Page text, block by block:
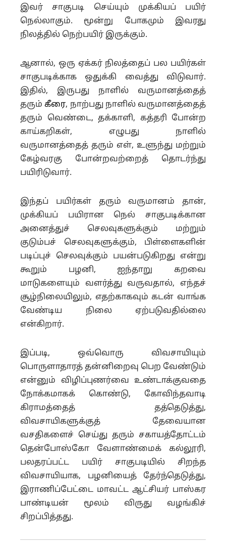
இவர் சாகுபடி செய்யும் முக்கியப் பயிர்
நெல்லாகும். மூன்று போகமும் இவரது
நிலத்தில் நெற்பயிர் இருக்கும்.
ஆனால், ஒரு ஏக்கர் நிலத்தைப் பல பயிர்கள்
சாகுபடிக்காக ஒதுக்கி வைத்து விடுவார்.
இதில், இருபது நாளில் வருமானத்தைத்
தரும்கீரை, நாற்பது நாளில் வருமானத்தைத்
தரும் வெண்டை, தக்காளி, கத்தரி போன்ற
காய்கறிகள், எழுபது நாளில்
வருமானத்தைத் தரும் எள், உளுந்து மற்றும்
கேழ்வரகு போன்றவற்றைத் தொடர்ந்து
பயிரிடுவார்.
இந்தப் பயிர்கள் தரும் வருமானம் தான்,
முக்கியப் பயிரான நெல் சாகுபடிக்கான
அனைத்துச் செலவுகளுக்கும் மற்றும்
குடும்பச் செலவுகளுக்கும், பிள்ளைகளின்
படிப்புச் செலவுக்கும் பயன்படுகிறது என்று
கூறும் பழனி, ஐந்தாறு கறவை
மாடுகளையும் வளர்த்து வருவதால், எந்தச்
சூழ்நிலையிலும், எதற்காகவும் கடன் வாங்க
வேண்டிய நிலை ஏற்படுவதில்லை
என்கிறார்.
இப்படி, ஒவ்வொரு விவசாயியும்
பொருளாதாரத் தன்னிறைவு பெற வேண்டும்
என்னும் விழிப்புணர்வை உண்டாக்குவதை
நோக்கமாகக் கொண்டு, கோவிந்தவாடி
கிராமத்தைத் தத்தெடுத்து,
விவசாயிகளுக்குத் தேவையான
வசதிகளைச் செய்து தரும் சகாயத்தோட்டம்
தென்போஸ்கோ வேளாண்மைக் கல்லூரி,
பலதரப்பட்ட பயிர் சாகுபடியில் சிறந்த
விவசாயியாக, பழனியைத் தேர்ந்தெடுத்து,
இராணிப்பேட்டை மாவட்ட ஆட்சியர் பாஸ்கர
பாண்டியன் மூலம் விருது வழங்கிச்
சிறப்பித்தது.